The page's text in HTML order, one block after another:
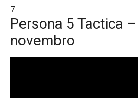
7
Persona 5 Tactica
novembro